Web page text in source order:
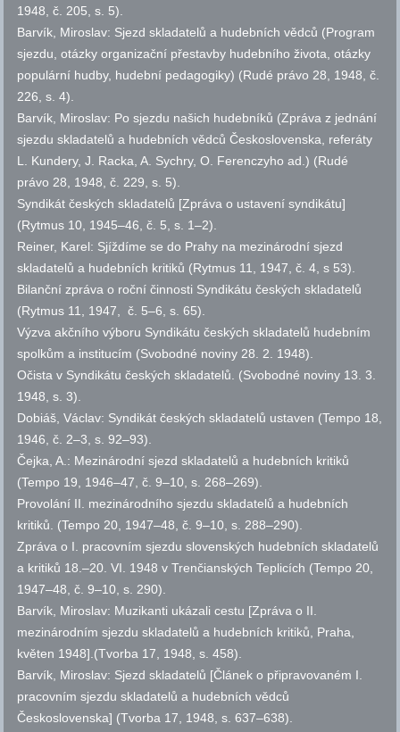
1948,č. 205, s. 5).
Barvík, Miroslav: Sjezd skladatelů a hudebních vědců (Program
sjezdu, otázky organizační přestavby hudebního života, otázky
populární hudby, hudební pedagogiky) (Rudé právo 28, 1948,č.
226, s. 4).
Barvík, Miroslav: Po sjezdu našich hudebníků (Zpráva z jednání
sjezdu skladatelů a hudebních vědců Československa, referáty
L. Kundery, J. Racka, A. Sychry, O. Ferenczyho ad.) (Rudé
právo 28, 1948,č. 229, s. 5).
Syndikát českých skladatelů [Zpráva o ustavení syndikátu]
(Rytmus 10, 1945–46,č. 5, s. 1–2).
Reiner, Karel: Sjíždíme se do Prahy na mezinárodní sjezd
skladatelů a hudebních kritiků (Rytmus 11, 1947,č. 4, s 53).
Bilanční zpráva o roční činnosti Syndikátu českých skladatelů
(Rytmus 11, 1947,č. 5–6, s. 65).
Výzva akčního výboru Syndikátu českých skladatelů hudebním
spolkům a institucím (Svobodné noviny 28. 2. 1948).
Očista v Syndikátu českých skladatelů. (Svobodné noviny 13. 3.
1948, s. 3).
Dobiáš, Václav: Syndikát českých skladatelů ustaven (Tempo 18,
1946,č. 2–3, s. 92–93).
Čejka, A.: Mezinárodní sjezd skladatelů a hudebních kritiků
(Tempo 19, 1946–47,č. 9–10, s. 268–269).
Provolání II. mezinárodního sjezdu skladatelů a hudebních
kritiků. (Tempo 20, 1947–48,č. 9–10, s. 288–290).
Zpráva o I. pracovním sjezdu slovenských hudebních skladatelů
a kritiků 18.–20. VI. 1948 v Trenčianských Teplicích (Tempo 20,
1947–48,č. 9–10, s. 290).
Barvík, Miroslav: Muzikanti ukázali cestu [Zpráva o II.
mezinárodním sjezdu skladatelů a hudebních kritiků, Praha,
květen 1948].(Tvorba 17, 1948, s. 458).
Barvík, Miroslav: Sjezd skladatelů [Článek o připravovaném I.
pracovním sjezdu skladatelů a hudebních vědců
Československa] (Tvorba 17, 1948, s. 637–638).